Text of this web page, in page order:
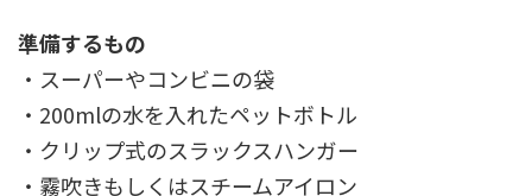
準備するもの
・スーパーやコンビニの袋
・200mlの水を入れたペットボトル
・クリップ式のスラックスハンガー
・霧吹きもしくはスチームアイロン